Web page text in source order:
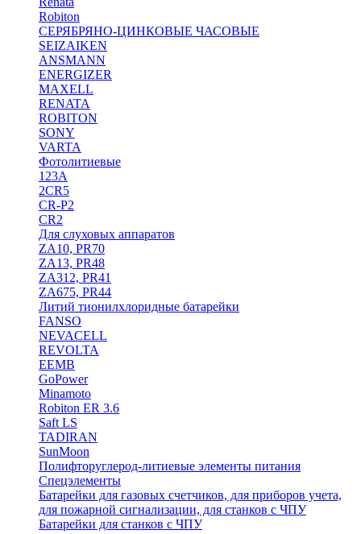
Robiton
СЕРЯБРЯНО-ЦИНКОВЫЕ ЧАСОВЫЕ
SEIZAIKEN
ANSMANN
ENERGIZER
MAXELL
RENATA
ROBITON
SONY
VARTA
Фотолитиевые
123A
2CR5
CR-P2
CR2
Для слуховых аппаратов
ZA10, PR70
ZA13, PR48
ZA312, PR41
ZA675, PR44
Литий тионилхлоридные батарейки
FANSO
NEVACELL
REVOLTA
EEMB
GoPower
Minamoto
Robiton ER 3.6
Saft LS
TADIRAN
SunMoon
Полифторуглерод-литиевые элементы питания
Спецэлементы
Батарейки для газовых счетчиков, для приборов учета,
для пожарной сигнализации, для станков с ЧПУ
Батарейки для станков с ЧПУ